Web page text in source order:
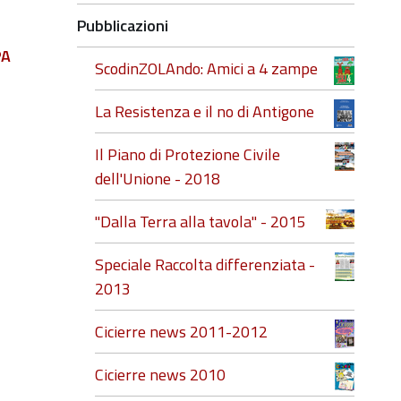
Pubblicazioni
ScodinZOLAndo: Amici a 4 zampe
La Resistenza e il no di Antigone
Il Piano di Protezione Civile
dell'Unione - 2018
"Dalla Terra alla tavola" - 2015
Speciale Raccolta differenziata -
2013
Cicierre news 2011-2012
Cicierre news 2010